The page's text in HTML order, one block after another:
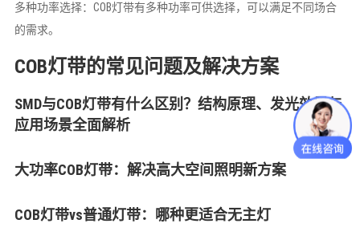
多种功率选择：COB灯带有多种功率可供选择，可以满足不同场合
的需求。
COB灯带的常见问题及解决方案
SMD与COB灯带有什么区别？结构原理、发光效果与
应用场景全面解析
大功率COB灯带：解决高大空间照明新方案
COB灯带vs普通灯带：哪种更适合无主灯